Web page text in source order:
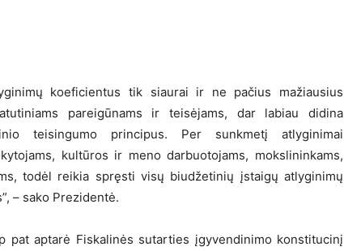
koeficientus tik siaurai ir ne pačius mažiausius
pareigūnams ir teisėjams, dar labiau didina
teisingumo principus. Per sunkmetį atlyginimai
kultūros ir meno darbuotojams, mokslininkams,
todėl reikia spręsti visų biudžetinių įstaigų atlyginimų
– sako Prezidentė.
pat aptarė Fiskalinės sutarties įgyvendinimo konstitucinį